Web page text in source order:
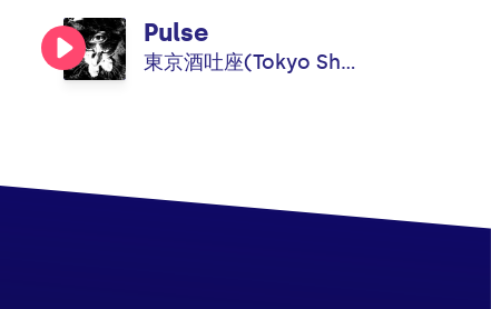
Pulse
東京酒吐座(Tokyo Shoegazer)